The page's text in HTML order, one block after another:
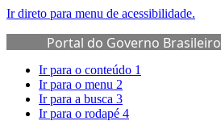
Ir direto para menu de acessibilidade.
Portal do Governo Brasileiro
Ir para o conteúdo 1
Ir para o menu 2
Ir para a busca 3
Ir para o rodapé 4